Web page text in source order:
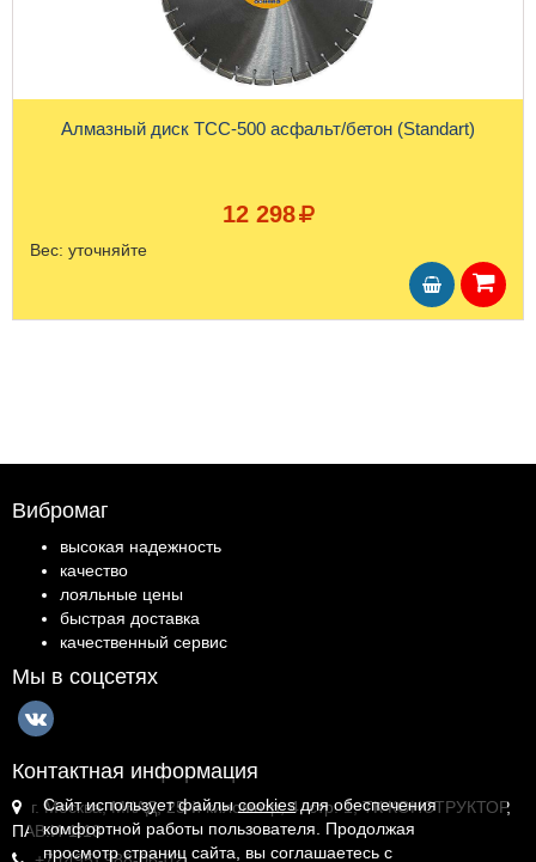
Алмазный диск ТСС-500 асфальт/бетон (Standart)
12 298
Вес: уточняйте
Вибромаг
высокая надежность
качество
лояльные цены
быстрая доставка
качественный сервис
Мы в соцсетях
Контактная информация
г. Москва, МКАД, 25-й километр, 4, стр. 1, ТК КОНСТРУКТОР,
ПАВ.И-1.18
Сайт использует файлыcookiesдля обеспечения
комфортной работы пользователя. Продолжая
просмотр страниц сайта, вы соглашаетесь с